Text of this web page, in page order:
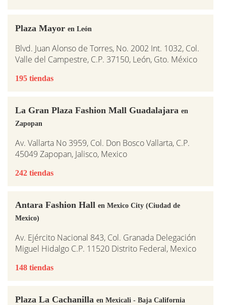
Plaza Mayor en León
Blvd. Juan Alonso de Torres, No. 2002 Int. 1032, Col.
Valle del Campestre, C.P. 37150, León, Gto. México
195 tiendas
La Gran Plaza Fashion Mall Guadalajara en
Zapopan
Av. Vallarta No 3959, Col. Don Bosco Vallarta, C.P.
45049 Zapopan, Jalisco, Mexico
242 tiendas
Antara Fashion Hall en Mexico City (Ciudad de
Mexico)
Av. Ejército Nacional 843, Col. Granada Delegación
Miguel Hidalgo C.P. 11520 Distrito Federal, Mexico
148 tiendas
Plaza La Cachanilla en Mexicali - Baja California